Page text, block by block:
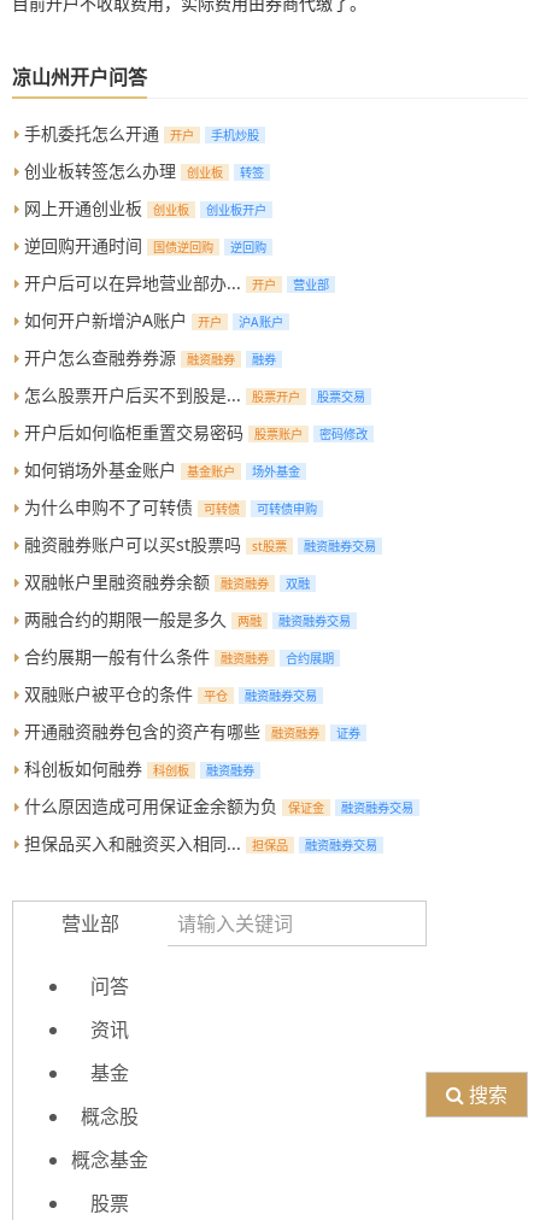
凉山州开户问答
手机委托怎么开通 开户 手机炒股
创业板转签怎么办理 创业板 转签
网上开通创业板 创业板 创业板开户
逆回购开通时间 国债逆回购 逆回购
开户后可以在异地营业部办... 开户 营业部
如何开户新增沪A账户 开户 沪A账户
开户怎么查融券券源 融资融券 融券
怎么股票开户后买不到股是... 股票开户 股票交易
开户后如何临柜重置交易密码 股票账户 密码修改
如何销场外基金账户 基金账户 场外基金
为什么申购不了可转债 可转债 可转债申购
融资融券账户可以买st股票吗 st股票 融资融券交易
双融帐户里融资融券余额 融资融券 双融
两融合约的期限一般是多久 两融 融资融券交易
合约展期一般有什么条件 融资融券 合约展期
双融账户被平仓的条件 平仓 融资融券交易
开通融资融券包含的资产有哪些 融资融券 证券
科创板如何融券 科创板 融资融券
什么原因造成可用保证金余额为负 保证金 融资融券交易
担保品买入和融资买入相同... 担保品 融资融券交易
营业部
问答
资讯
基金
概念股
概念基金
股票
搜索